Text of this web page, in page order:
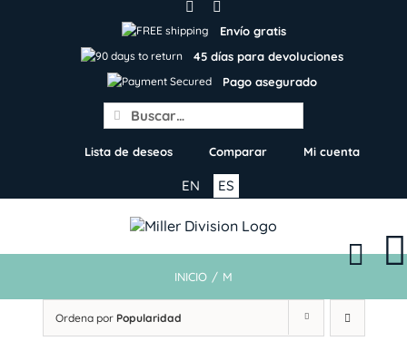
Envío gratis
45 días para devoluciones
Pago asegurado
Search
for:
Lista de deseos Comparar Mi cuenta
ES
EN
INICIO / M
Ordena por Popularidad